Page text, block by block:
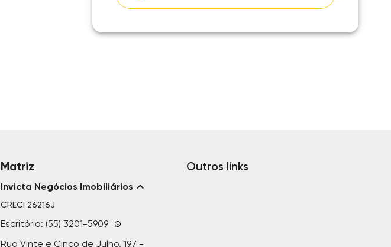
Matriz
Invicta Negócios Imobiliários
CRECI 26216J
Escritório: (55) 3201-5909
Rua Vinte e Cinco de Julho, 197 -
Outros links